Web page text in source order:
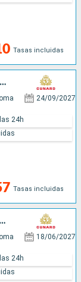
Tasas incluidas
FRANCIA, ESPAÑA, GRECIA, TURQUÍA, ITALIA
24/09/2027
Tasas incluidas
24h
MALTA, MONTENEGRO, CROACIA, GRECIA, ITALIA, ESPAÑA, FRANCIA
18/06/2027
24h